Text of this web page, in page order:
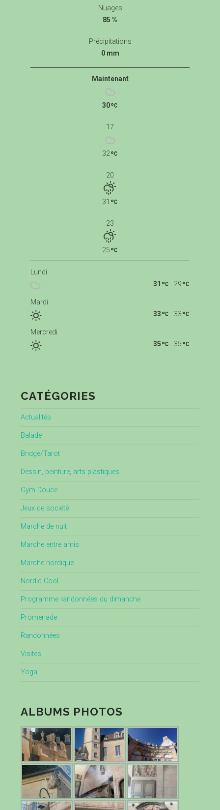
Nuages
85 %
Précipitations
0 mm
Maintenant
30
17
32
20
31
23
25
Lundi
29
31
Mardi
33
33
Mercredi
35
35
CATÉGORIES
Actualités
Balade
Bridge/Tarot
Dessin, peinture, arts plastiques
Gym Douce
Jeux de société
Marche de nuit
Marche entre amis
Marche nordique
Nordic Cool
Programme randonnées du dimanche
Promenade
Randonnées
Visites
Yoga
ALBUMS PHOTOS